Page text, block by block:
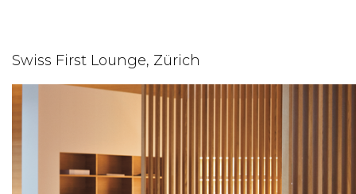
Swiss First Lounge, Zürich